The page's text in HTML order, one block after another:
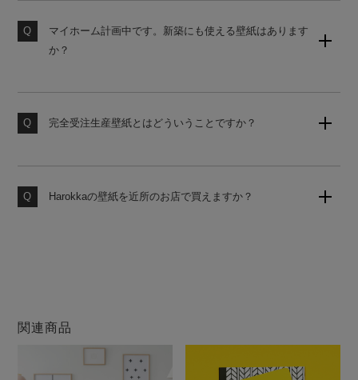
おすすめします。
マイホーム計画中です。新築にも使える壁紙はあります
か？
お申し付けください。
完全受注生産壁紙とはどういうことですか？
で、品質の劣化がなく安心してお使いいただけます。
Harokkaの壁紙を近所のお店で買えますか？
関連商品